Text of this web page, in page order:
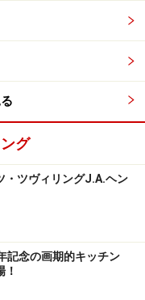
グ
・ツヴィリングJ.A.ヘン
記念の画期的キッチン
！